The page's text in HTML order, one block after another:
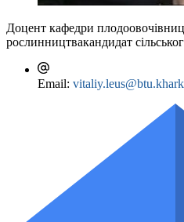
Доцент кафедри
рослинництвакандидат
Email: